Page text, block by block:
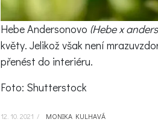
Hebe Andersonovo (Hebe x
květy. Jelikož však není
přenést do interiéru.
Foto: Shutterstock
12. 10. 2021 / MONIKA KULHAVÁ